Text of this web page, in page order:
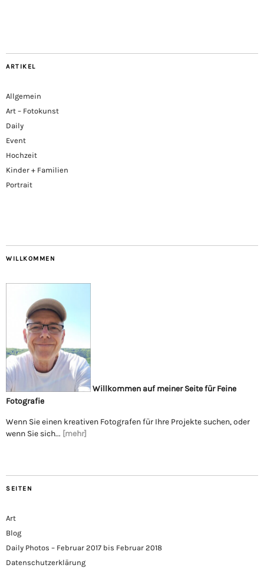
ARTIKEL
Allgemein
Art – Fotokunst
Daily
Event
Hochzeit
Kinder + Familien
Portrait
WILLKOMMEN
Willkommen auf meiner Seite für Feine
Fotografie
Wenn Sie einen kreativen Fotografen für Ihre Projekte suchen, oder
wenn Sie sich... [mehr]
SEITEN
Art
Blog
Daily Photos – Februar 2017 bis Februar 2018
Datenschutzerklärung